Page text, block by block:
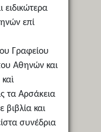
ειδικώτερα
επί
Γραφείου
Αθηνών και
τα Αρσάκεια
και
συνέδρια